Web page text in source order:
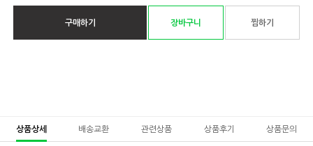
구매하기 장바구니 찜하기
상품상세 배송교환 관련상품 상품후기 상품문의